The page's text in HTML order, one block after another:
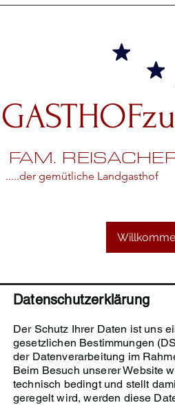
FAM.
.....der gemütliche Landgasthof
Datenschutzerklärung
Der Schutz Ihrer Daten ist uns
gesetzlichen Bestimmungen
der Datenverarbeitung im
Beim Besuch unserer Website
technisch bedingt und stellt
geregelt wird, werden diese